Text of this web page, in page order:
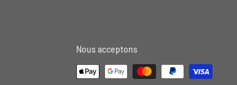
Nous acceptons